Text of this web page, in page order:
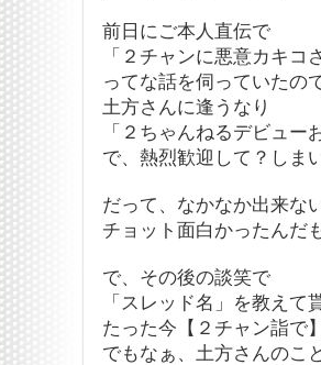
前日にご本人直伝で
「２チャンに悪意カキコ
ってな話を伺っていたの
土方さんに逢うなり
「２ちゃんねるデビュ
で、熱烈歓迎して？しま
だって、なかなか出来な
チョット面白かったんだ
で、その後の談笑で
「スレッド名」を教えて
たった今【２チャン詣で
でもなぁ、土方さんのこ